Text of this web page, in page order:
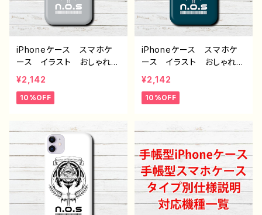
ター クリエイター 絵
師 オリジナル デザイ
ン グッズ 充電器 タイ
トル：柴田ヰコpattern16
作：柴田ヰコ G-6
作：柴田ヰコ G-6
iPhoneケース スマホケ
ース イラスト おしゃれ
シンプル メンズ 病みか
わいい 中二病 厨二病
iPhone15/14/13/12/11 A
め 個性的 Android ア
ンドロイド ケース 人
気 イラストレーター 絵
師 クリエイター オリジ
ナル デザイン グッズ タ
イトル：柴田ヰコpattern12
作：柴田ヰコ G-6
¥2,142
10%OFF
iPhoneケース スマホケ
ース イラスト おしゃれ
シンプル メンズ 病みか
わいい 中二病 厨二病
iPhone15/14/13/12/11 A
ンドロイド ケース 人
気 イラストレーター 絵
師 クリエイター オリジ
ナル デザイン グッズ タ
イトル：柴田ヰコpattern11
作：柴田ヰコ G-6
¥2,142
10%OFF